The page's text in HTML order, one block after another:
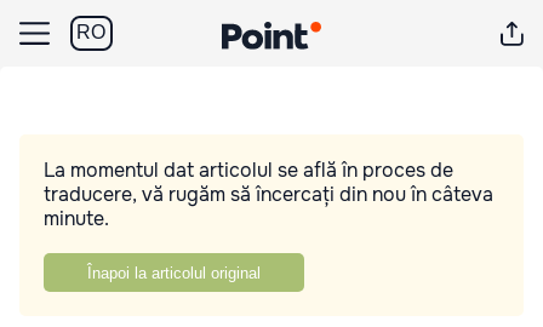
RO
La momentul dat articolul se află în proces de
traducere, vă rugăm să încercați din nou în câteva
minute.
Înapoi la articolul original